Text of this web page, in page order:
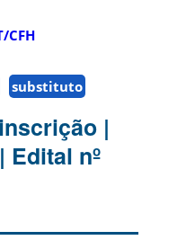
CFH
substituto
|
Edital nº